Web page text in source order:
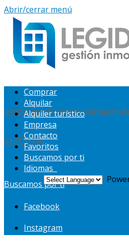
Abrir/cerrar menú
617739390
Buscamos por ti
Comprar
Alquilar
Alquiler turístico
Empresa
Contacto
Favoritos
Buscamos por ti
Idiomas
Facebook
Instagram